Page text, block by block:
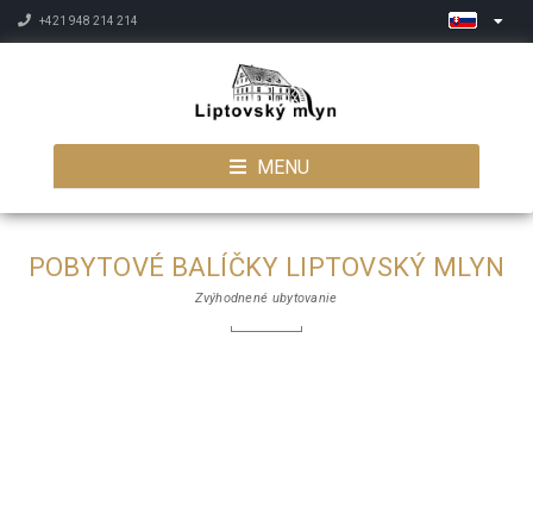
+421 948 214 214
MENU
POBYTOVÉ BALÍČKY LIPTOVSKÝ MLYN
Zvýhodnené ubytovanie